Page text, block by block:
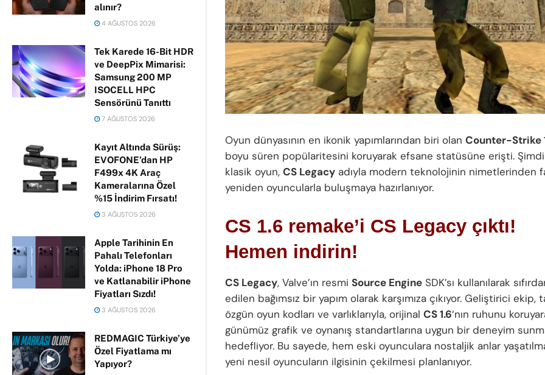
alınır?
4 AĞUSTOS 2026
Tek Karede 16-Bit HDR
ve DeepPix Mimarisi:
Samsung 200 MP
ISOCELL HPC
Sensörünü Tanıttı
7 AĞUSTOS 2026
Kayıt Altında Sürüş:
EVOFONE’dan HP
F499x 4K Araç
Kameralarına Özel
%15 İndirim Fırsatı!
3 AĞUSTOS 2026
Apple Tarihinin En
Pahalı Telefonları
Yolda: iPhone 18 Pro
ve Katlanabilir iPhone
Fiyatları Sızdı!
3 AĞUSTOS 2026
REDMAGIC Türkiye’ye
Özel Fiyatlama mı
Yapıyor?
Oyun dünyasının en ikonik yapımlarından biri olan Counter-Strike
boyu süren popülaritesini koruyarak efsane statüsüne erişti.
klasik oyun, CS Legacy adıyla modern teknolojinin nimetlerinden
yeniden oyuncularla buluşmaya hazırlanıyor.
CS 1.6 remake’i CS Legacy çıktı!
Hemen indirin!
CS Legacy, Valve’ın resmi Source Engine SDK’sı kullanılarak
edilen bağımsız bir yapım olarak karşımıza çıkıyor. Geliştirici ekip,
özgün oyun kodları ve varlıklarıyla, orijinal CS 1.6‘nın ruhunu
günümüz grafik ve oynanış standartlarına uygun bir deneyim
hedefliyor. Bu sayede, hem eski oyunculara nostaljik anlar
yeni nesil oyuncuların ilgisinin çekilmesi planlanıyor.